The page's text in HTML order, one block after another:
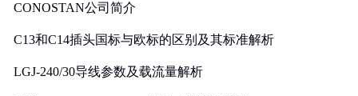
CONOSTAN公司简介
C13和C14插头国标与欧标的区别及其标准解析
LGJ-240/30导线参数及载流量解析